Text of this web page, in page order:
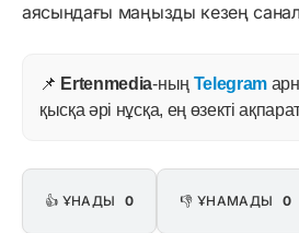
аясындағы маңызды кезең
📌 Ertenmedia-ның Telegram
қысқа әрі нұсқа, ең өзекті
👍 ҰНАДЫ 0 👎 ҰНАМАДЫ 0